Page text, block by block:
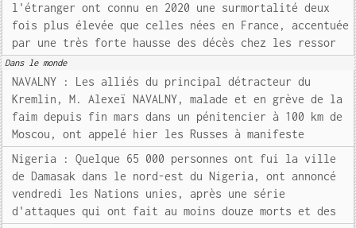
l'étranger ont connu en 2020 une surmortalité deux
fois plus élevée que celles nées en France, accentuée
par une très forte hausse des décès chez les ressor
Dans le monde
NAVALNY : Les alliés du principal détracteur du
Kremlin, M. Alexeï NAVALNY, malade et en grève de la
faim depuis fin mars dans un pénitencier à 100 km de
Moscou, ont appelé hier les Russes à manifeste
Nigeria : Quelque 65 000 personnes ont fui la ville
de Damasak dans le nord-est du Nigeria, ont annoncé
vendredi les Nations unies, après une série
d'attaques qui ont fait au moins douze morts et des